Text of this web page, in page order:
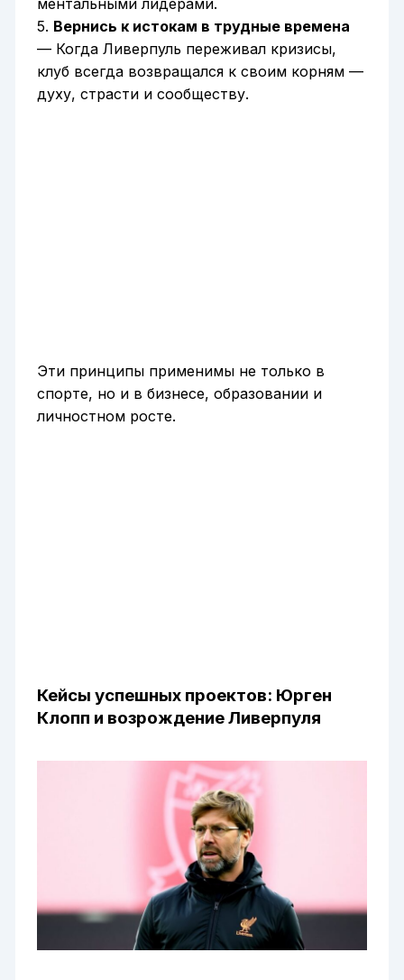
5. Вернись к истокам в трудные времена
— Когда Ливерпуль переживал кризисы,
клуб всегда возвращался к своим корням —
духу, страсти и сообществу.
Эти принципы применимы не только в
спорте, но и в бизнесе, образовании и
личностном росте.
Кейсы успешных проектов: Юрген
Клопп и возрождение Ливерпуля